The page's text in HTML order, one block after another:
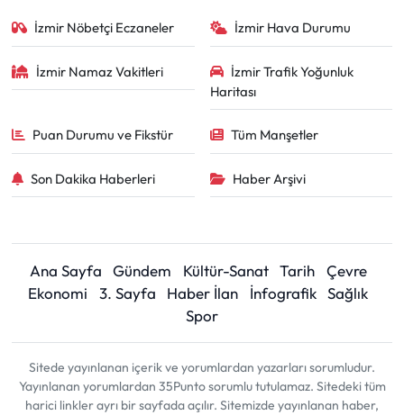
İzmir Nöbetçi Eczaneler İzmir Hava Durumu
İzmir Namaz Vakitleri
İzmir Trafik Yoğunluk
Haritası
Puan Durumu ve Fikstür Tüm Manşetler
Son Dakika Haberleri Haber Arşivi
Ana Sayfa Gündem Kültür-Sanat Tarih
Çevre
Ekonomi
3. Sayfa Haber İlan İnfografik Sağlık
Spor
Sitede yayınlanan içerik ve yorumlardan yazarları sorumludur.
Yayınlanan yorumlardan 35Punto sorumlu tutulamaz. Sitedeki tüm
harici linkler ayrı bir sayfada açılır. Sitemizde yayınlanan haber,